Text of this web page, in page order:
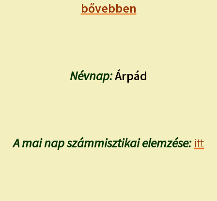
bővebben
Névnap:Árpád
A mai nap számmisztikai elemzése: itt